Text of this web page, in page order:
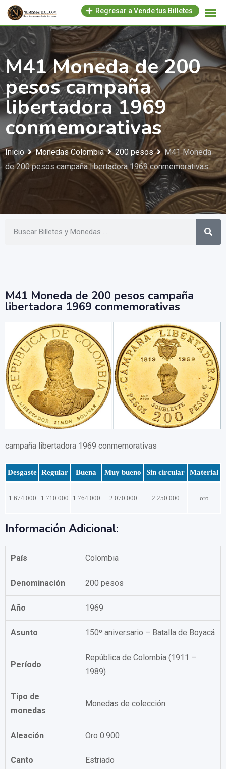
Regresar a Vende tus Billetes
M41 Moneda de 200
pesos campaña
libertadora 1969
conmemorativas
Inicio Monedas Colombia 200 pesos
M41 Moneda
de 200 pesos campaña libertadora 1969 conmemorativas
M41 Moneda de 200 pesos campaña
libertadora 1969 conmemorativas
campaña libertadora 1969 conmemorativas
Desgaste Regular Buena Muy bueno Sin circular Material
1.674.000 1.710.000 1.764.000 2.070.000 2.250.000 oro
Información Adicional:
País Colombia
Denominación 200 pesos
Año 1969
Asunto 150º aniversario – Batalla de Boyacá
Período
República de Colombia (1911 –
1989)
Tipo de
monedas
Monedas de colección
Aleación Oro 0.900
Canto Estriado